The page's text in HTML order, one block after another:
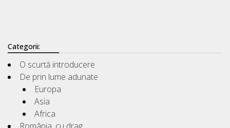
Categorii:
O scurtă introducere
De prin lume adunate
Europa
Asia
Africa